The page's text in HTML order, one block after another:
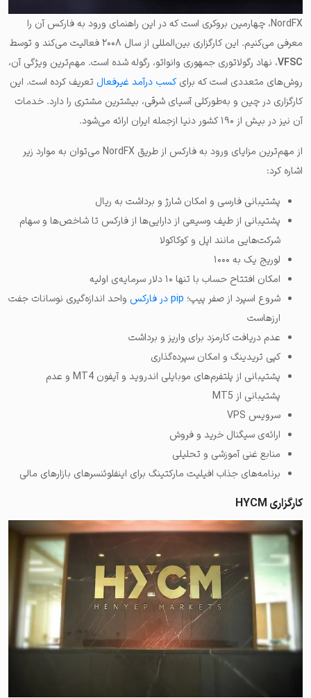
NordFX، چهارمین بروکری است که در این راهنمای ورود به فارکس آن را
معرفی می‌کنیم. این کارگزاری بین‌المللی از سال ۲۰۰۸ فعالیت می‌کند و توسط
VFSC، نهاد رگولاتوری جمهوری وانواتو، رگوله شده است. مهم‌ترین ویژگی آن،
روش‌های متعددی است که برایکسب درآمد غیرفعال تعریف کرده است. این
کارگزاری در چین و به‌طورکلی آسیای شرقی، بیشترین مشتری را دارد. خدمات
آن نیز در بیش از ۱۹۰ کشور دنیا ازجمله ایران ارائه می‌شود.
از مهم‌ترین مزایای ورود به فارکس از طریق NordFX می‌توان به موارد زیر
اشاره کرد:
پشتیبانی فارسی و امکان شارژ و برداشت به ریال
پشتیبانی از طیف وسیعی از دارایی‌ها از فارکس تا شاخص‌ها و سهام
شرکت‌هایی مانند اپل و کوکاکولا
لوریج یک به ۱۰۰۰
امکان افتتاح حساب با تنها ۱۰ دلار سرمایه‌ی اولیه
شروع اسپرد از صفر پیپ؛ pip در فارکس
واحد اندازه‌گیری نوسانات جفت
ارزهاست
عدم دریافت کارمزد برای واریز و برداشت
کپی تریدینگ و امکان سپرده‌گذاری
پشتیبانی از پلتفرم‌های موبایلی اندروید و آیفون MT4 و عدم
پشتیبانی از MT5
سرویس VPS
ارائه‌ی سیگنال خرید و فروش
منابع غنی آموزشی و تحلیلی
برنامه‌های جذاب افیلیت مارکتینگ برای اینفلوئنسرهای بازارهای مالی
کارگزاری HYCM